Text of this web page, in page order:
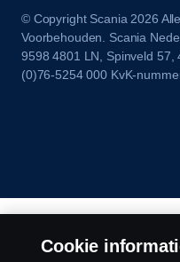
© Copyright Scania 2026
Voorbehouden. Scania
9598 4801 LN, Spinveld 57,
(0)76-5254 000 KvK-
Cookie